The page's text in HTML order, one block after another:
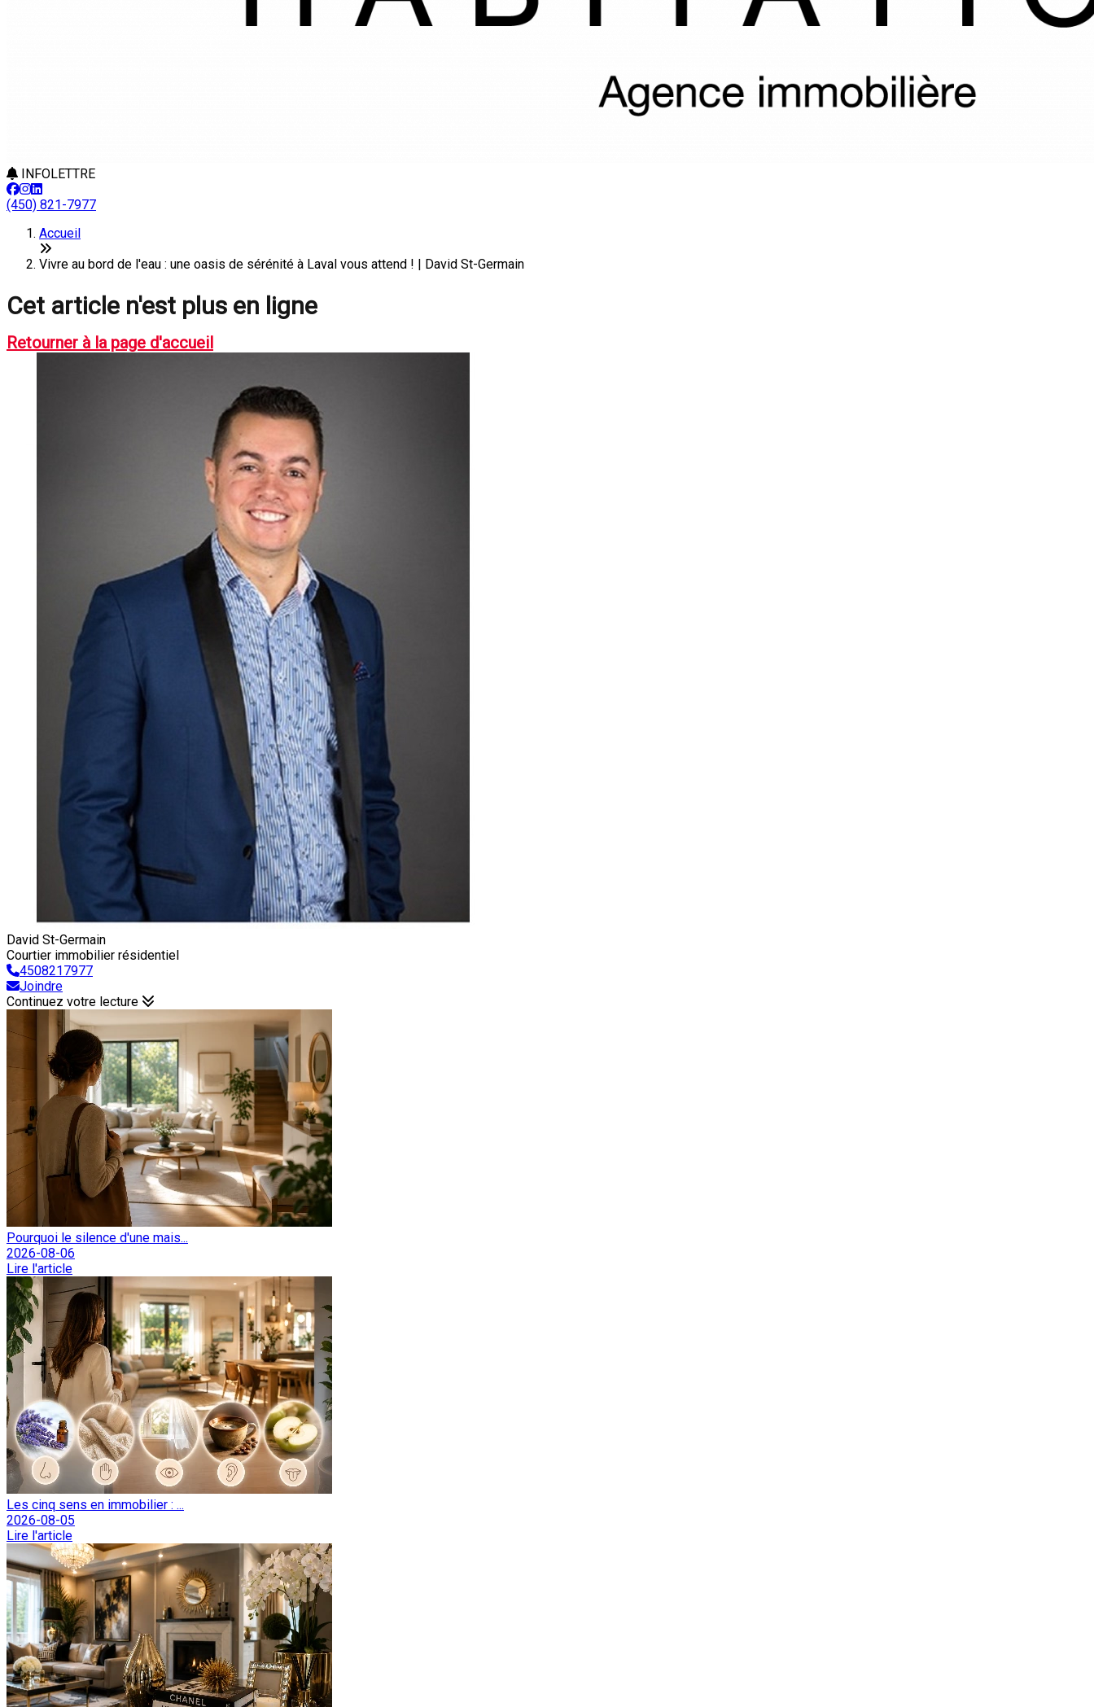
INFOLETTRE
(450) 821-7977
Accueil
Vivre au bord de l'eau : une oasis de sérénité à Laval vous attend ! | David St-Germain
Cet article n'est plus en ligne
Retourner à la page d'accueil
David St-Germain
Courtier immobilier résidentiel
4508217977
Joindre
Continuez votre lecture
Pourquoi le silence d'une mais...
2026-08-06
Lire l'article
Les cinq sens en immobilier : ...
2026-08-05
Lire l'article